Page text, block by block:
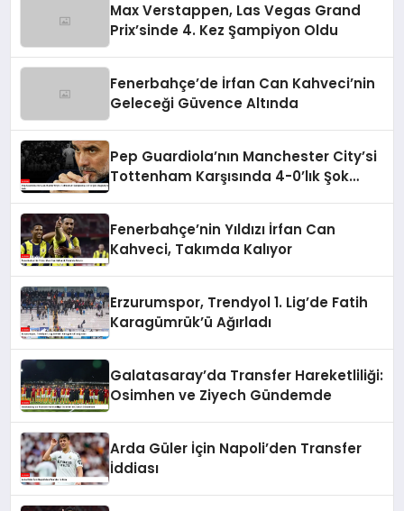
Max Verstappen, Las Vegas Grand
Prix’sinde 4. Kez Şampiyon Oldu
Fenerbahçe’de İrfan Can Kahveci’nin
Geleceği Güvence Altında
Pep Guardiola’nın Manchester City’si
Tottenham Karşısında 4-0’lık Şok
Fenerbahçe’nin Yıldızı İrfan Can
Kahveci, Takımda Kalıyor
Erzurumspor, Trendyol 1. Lig’de Fatih
Karagümrük’ü Ağırladı
Galatasaray’da Transfer Hareketliliği:
Osimhen ve Ziyech Gündemde
Arda Güler İçin Napoli’den Transfer
İddiası